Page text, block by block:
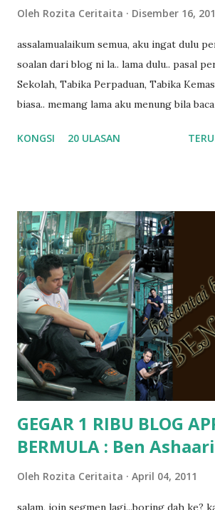
Oleh Rozita Ceritaita Disember 16,
assalamualaikum semua, aku ingat dulu
soalan dari blog ni la.. lama dulu.. pasal
Sekolah, Tabika Perpaduan, Tabika
biasa.. memang lama aku menung bila baca
ko.. masa tu aku baru je ada anak sorang
tanya sapa-sapa pun masa tu.. bila fikir-
jugak masa alahai teruknya kami sebagai
terasa jugak semakin teruk bila abg long
kat salah satu tadika swasta ni.. tapi
pun tak tau.. pengsan aku bila ingat
mungkin sebab abg long sendiri jenis
masalah dyslexia.. tapi minor la.. nanti la
dyslexia tu.. lepas tu kami buat keputusan
KONGSI 20 ULASAN
GEGAR 1 RIBU BLOG
BERMULA : Ben Ashaari
Oleh Rozita Ceritaita April 04, 2011
salam, join segmen lagi...boring dah ke?